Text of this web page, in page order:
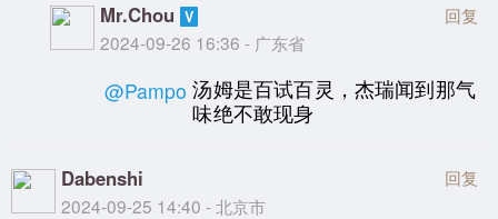
Mr.Chou
2024-09-26 16:36 - 广东省
回复
@Pampo 汤姆是百试百灵，杰瑞闻到那气
味绝不敢现身
Dabenshi
2024-09-25 14:40 - 北京市
回复